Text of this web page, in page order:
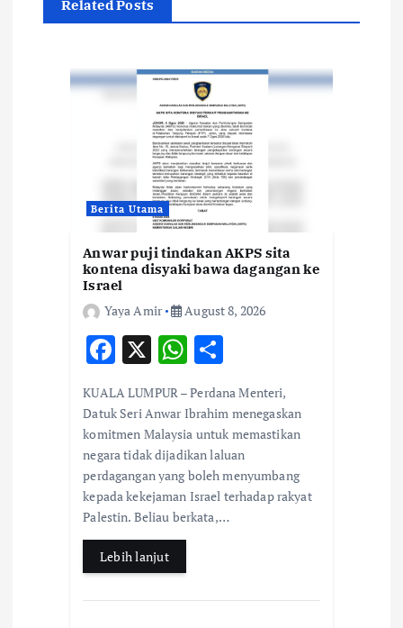
Related Posts
Berita Utama
Anwar puji tindakan AKPS sita
kontena disyaki bawa dagangan ke
Israel
Yaya Amir
August 8, 2026
F
ac
e
b
o
o
k
X W
h
at
s
A
p
p
h
ar
e
KUALA LUMPUR – Perdana Menteri,
Datuk Seri Anwar Ibrahim menegaskan
komitmen Malaysia untuk memastikan
negara tidak dijadikan laluan
perdagangan yang boleh menyumbang
kepada kekejaman Israel terhadap rakyat
Palestin. Beliau berkata,…
Lebih lanjut